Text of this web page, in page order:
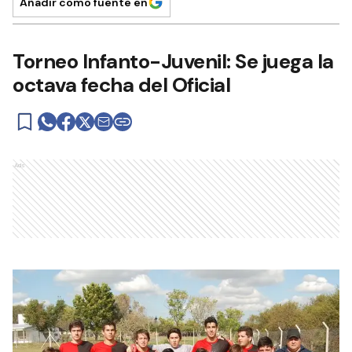
Torneo Infanto-Juvenil: Se juega la
octava fecha del Oficial
Ads